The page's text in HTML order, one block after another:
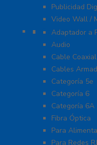
Publicidad
Video Wall /
Cables Y
Adaptador a
Audio
Cable
Cables
Categoría 5e
Categoría 6
Categoría 6A
Fibra Óptica
Para
Para Redes